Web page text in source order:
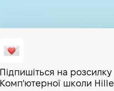
Підпишіться на розсилку
Комп'ютерної школи Hillel